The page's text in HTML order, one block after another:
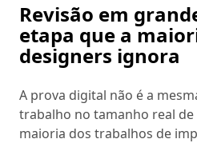
Revisão em
etapa que a
designers ignora
A prova digital não é a
trabalho no tamanho real de
maioria dos trabalhos de